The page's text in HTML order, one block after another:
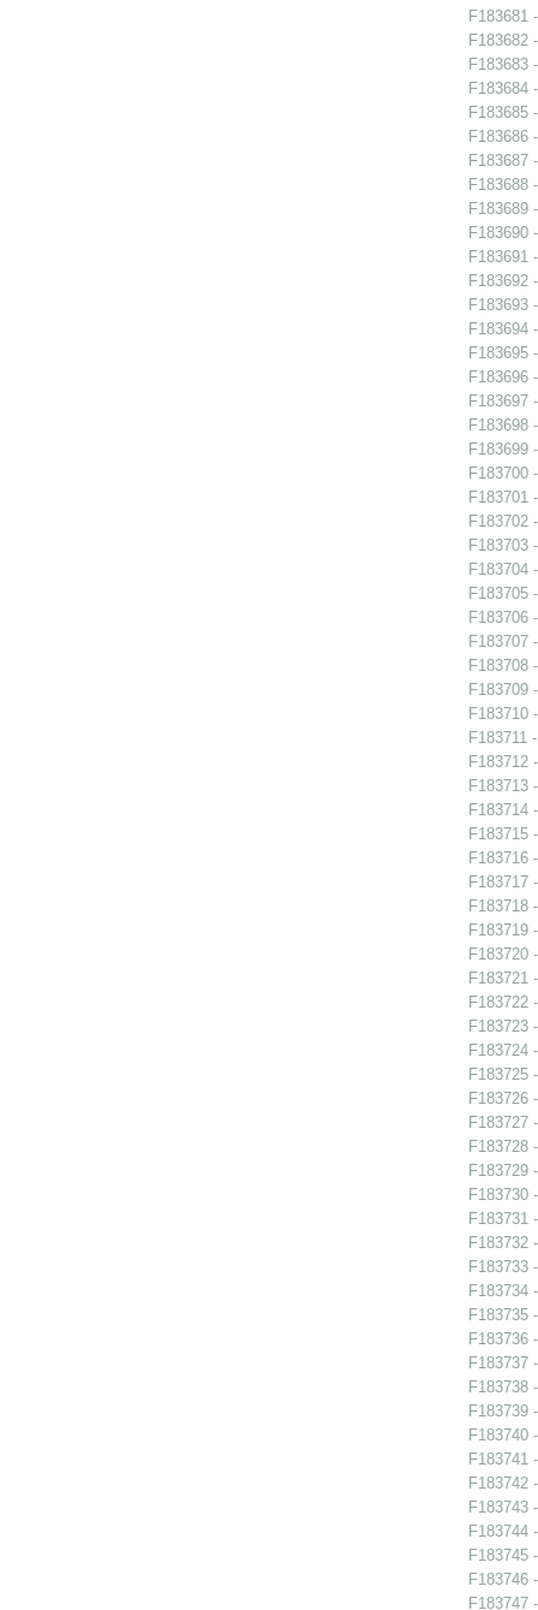
F183681
F183682
F183683
F183684
F183685
F183686
F183687
F183688
F183689
F183690
F183691
F183692
F183693
F183694
F183695
F183696
F183697
F183698
F183699
F183700
F183701
F183702
F183703
F183704
F183705
F183706
F183707
F183708
F183709
F183710
F183711
F183712
F183713
F183714
F183715
F183716
F183717
F183718
F183719
F183720
F183721
F183722
F183723
F183724
F183725
F183726
F183727
F183728
F183729
F183730
F183731
F183732
F183733
F183734
F183735
F183736
F183737
F183738
F183739
F183740
F183741
F183742
F183743
F183744
F183745
F183746
F183747